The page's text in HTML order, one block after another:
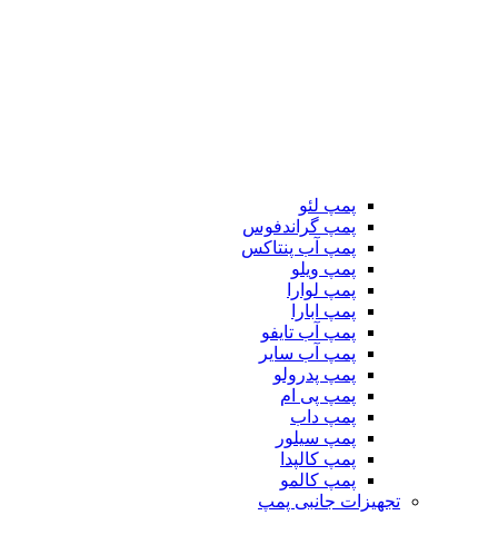
پمپ لئو
پمپ گراندفوس
پمپ آب پنتاکس
پمپ ویلو
پمپ لوارا
پمپ ابارا
پمپ آب تایفو
پمپ آب سایر
پمپ پدرولو
پمپ پی ام
پمپ داب
پمپ سیلور
پمپ کالپدا
پمپ کالمو
تجهیزات جانبی پمپ